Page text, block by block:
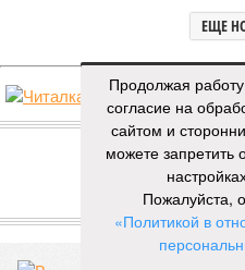
ЕЩЕ
НОВОСТИ
ЕЩЕ ИЗ
Продолжая
согласие на
сайтом и
можете запретить
Пожалуйста,
«Политикой в